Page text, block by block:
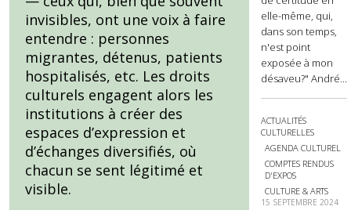
invisibles, ont une voix à faire
entendre : personnes
migrantes, détenus, patients
hospitalisés, etc. Les droits
culturels engagent alors les
institutions à créer des
espaces d’expression et
d’échanges diversifiés, où
chacun se sent légitimé et
visible.
elle-même, qui,
dans son temps,
n'est point
exposée à mon
désaveu?" André...
ACTUALITÉS
CULTURELLES
AGENDA CULTUREL
COMPTES RENDUS
D'EXPOS
CULTURE & ARTS
15 SEPTEMBRE 2024